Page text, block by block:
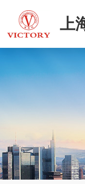
上
二